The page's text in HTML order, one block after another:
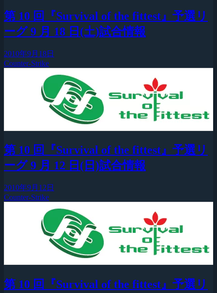
第 10 回『Survival of the fittest』予選リ
ーグ 9 月 18 日(土)試合情報
2010年9月18日
Counter-Strike
第 10 回『Survival of the fittest』予選リ
ーグ 9 月 12 日(日)試合情報
2010年9月12日
Counter-Strike
第 10 回『Survival of the fittest』予選リ